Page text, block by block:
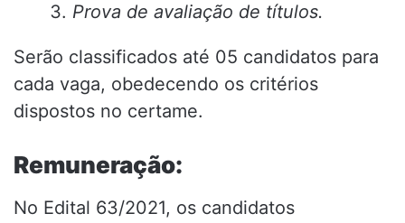
Prova de avaliação de títulos.
Serão classificados até 05 candidatos para
cada vaga, obedecendo os critérios
dispostos no certame.
Remuneração:
No Edital 63/2021, os candidatos